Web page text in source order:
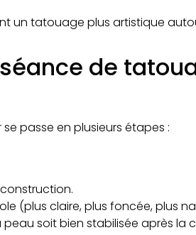
un tatouage plus artistique
de
passe en plusieurs étapes :
(plus claire, plus foncée, plus
soit bien stabilisée après la